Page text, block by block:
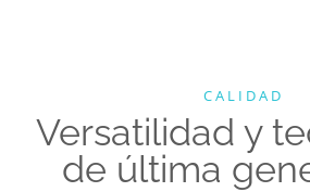
CALIDAD
Versatilidad y
de última